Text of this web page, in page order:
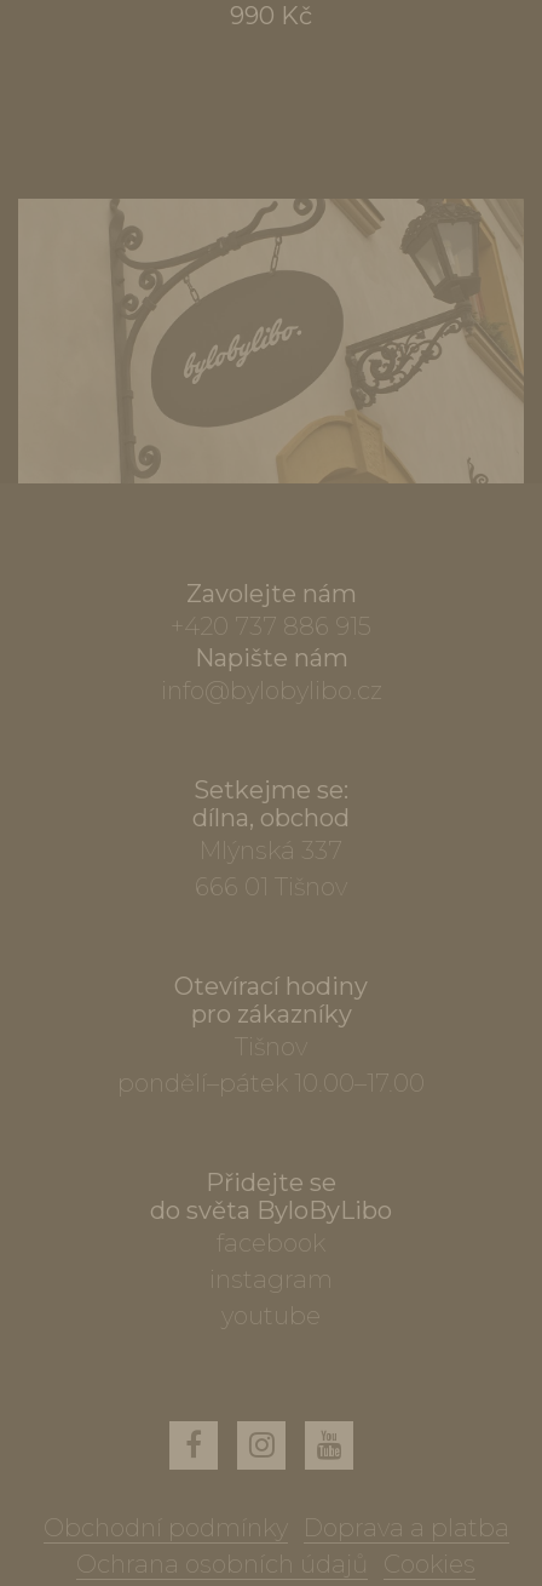
990 Kč
Zavolejte nám
+420 737 886 915
Napište nám
info@bylobylibo.cz
Setkejme se:
dílna, obchod
Mlýnská 337
666 01 Tišnov
Otevírací hodiny
pro zákazníky
Tišnov
pondělí–pátek 10.00–17.00
Přidejte se
do světa ByloByLibo
facebook
instagram
youtube
Obchodní podmínky
Doprava a platba
Ochrana osobních údajů
Cookies